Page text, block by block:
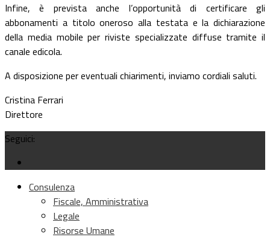
Infine, è prevista anche l’opportunità di certificare gli
abbonamenti a titolo oneroso alla testata e la dichiarazione
della media mobile per riviste specializzate diffuse tramite il
canale edicola.
A disposizione per eventuali chiarimenti, inviamo cordiali saluti.
Cristina Ferrari
Direttore
Seguici:
Consulenza
Fiscale, Amministrativa
Legale
Risorse Umane